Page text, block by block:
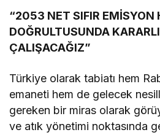
“2053 NET SIFIR EMİSYON
DOĞRULTUSUNDA
ÇALIŞACAĞIZ”
Türkiye olarak tabiatı hem
emaneti hem de gelecek
gereken bir miras olarak
ve atık yönetimi noktasında